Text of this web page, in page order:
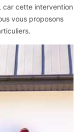
car cette intervention
vous proposons